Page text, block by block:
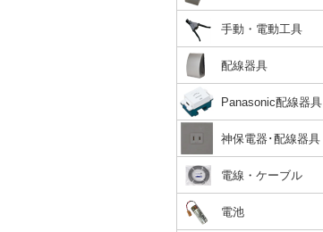
手動・電動工具
配線器具
Panasonic配線器具
神保電器･配線器具
電線・ケーブル
電池